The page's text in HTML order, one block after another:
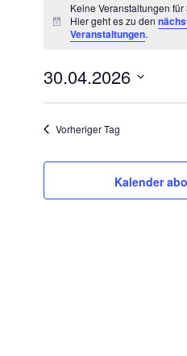
FÜR
APRIL
2026
Hinweis
Keine Veranstaltungen
Hier geht es zu den
Veranstaltungen.
30.04.2026
Vorheriger Tag
Kalender